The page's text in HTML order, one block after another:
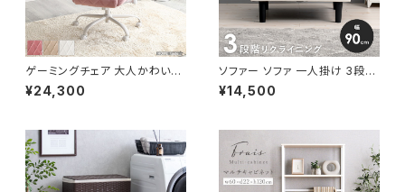
ゲーミングチェア 大人かわいい
チェア エレガントチェア ワーク
チェア オフィスチェア イス チェ
¥24,300
ソファー ソファ 一人掛け 3段階
リクライニング ローソファー 一
人暮らし 新生活 幅90
¥14,500